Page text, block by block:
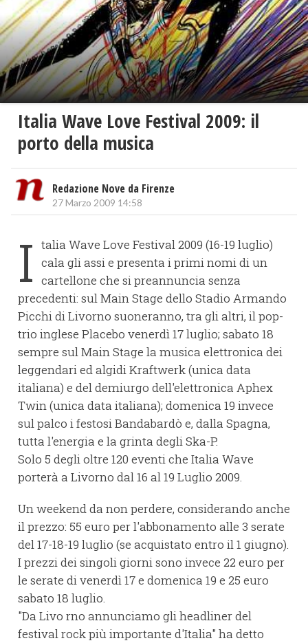
Italia Wave Love Festival 2009: il
porto della musica
Redazione Nove da Firenze
27 Marzo 2009 14:58
I talia Wave Love Festival 2009 (16-19 luglio)
cala gli assi e presenta i primi nomi di un
cartellone che si preannuncia senza
precedenti: sul Main Stage dello Stadio Armando
Picchi di Livorno suoneranno, tra gli altri, il pop-
trio inglese Placebo venerdì 17 luglio; sabato 18
sempre sul Main Stage la musica elettronica dei
leggendari ed algidi Kraftwerk (unica data
italiana) e del demiurgo dell'elettronica Aphex
Twin (unica data italiana); domenica 19 invece
sul palco i festosi Bandabardò e, dalla Spagna,
tutta l'energia e la grinta degli Ska-P.
Solo 5 degli oltre 120 eventi che Italia Wave
porterà a Livorno dal 16 al 19 Luglio 2009.
Un weekend da non perdere, considerando anche
il prezzo: 55 euro per l'abbonamento alle 3 serate
del 17-18-19 luglio (se acquistato entro il 1 giugno).
I prezzi dei singoli giorni sono invece 22 euro per
le serate di venerdì 17 e domenica 19 e 25 euro
sabato 18 luglio.
"Da Livo rno annunciamo gli headliner del
festival rock più importante d'Italia" ha detto